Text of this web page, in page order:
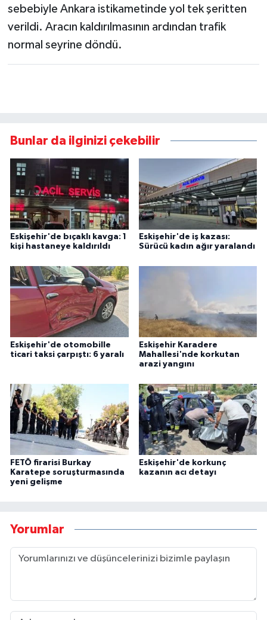
sebebiyle Ankara istikametinde yol tek şeritten
verildi. Aracın kaldırılmasının ardından trafik
normal seyrine döndü.
Bunlar da ilginizi çekebilir
Eskişehir'de bıçaklı kavga: 1
kişi hastaneye kaldırıldı
Eskişehir'de iş kazası:
Sürücü kadın ağır yaralandı
Eskişehir'de otomobille
ticari taksi çarpıştı: 6 yaralı
Eskişehir Karadere
Mahallesi'nde korkutan
arazi yangını
FETÖ firarisi Burkay
Karatepe soruşturmasında
yeni gelişme
Eskişehir'de korkunç
kazanın acı detayı
Yorumlar